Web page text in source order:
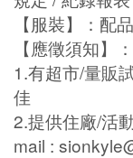
【服裝】：配
【應徵須知】：
1.有超市/量販
佳
2.提供住廠/活
mail :